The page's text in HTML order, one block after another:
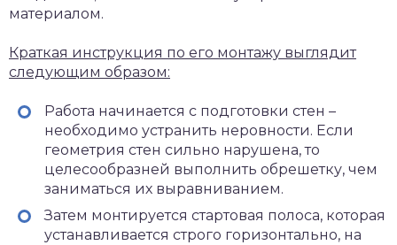
материалом.
Краткая инструкция по его монтажу выглядит
следующим образом:
Работа начинается с подготовки стен –
необходимо устранить неровности. Если
геометрия стен сильно нарушена, то
целесообразней выполнить обрешетку, чем
заниматься их выравниванием.
Затем монтируется стартовая полоса, которая
устанавливается строго горизонтально, на